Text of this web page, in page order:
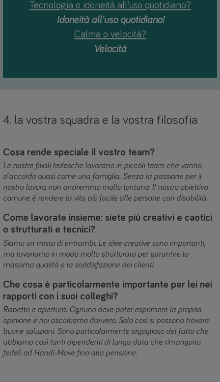
Tecnologia o idoneità all'uso quotidiano?
Idoneità all'uso quotidiano!
Calma o velocità?
Velocità
4. la vostra squadra e la vostra filosofia
Cosa rende speciale il vostro team?
Le nostre filiali tedesche lavorano in piccoli team che vanno
d'accordo quasi come una famiglia. Senza la passione per il
nostro lavoro, non andremmo molto lontano. Il nostro obiettivo
comune è rendere la vita più facile alle persone con disabilità.
Come lavorate insieme: siete più creativi e caotici
o strutturati e tecnici?
Siamo un misto di entrambi. Le idee creative sono importanti,
ma lavoriamo in modo molto strutturato per garantire la
massima qualità e la soddisfazione dei clienti.
Che cosa è particolarmente importante per lei nei
rapporti con i suoi colleghi?
Rispetto e apertura. Ognuno deve poter esprimere la propria
opinione e noi ascoltiamo davvero. Solo così si possono trovare
buone soluzioni. Sono particolarmente orgoglioso del fatto che
abbiamo così tanti dipendenti di lunga data che rimangono
fedeli ad Handi-Move fino alla pensione.